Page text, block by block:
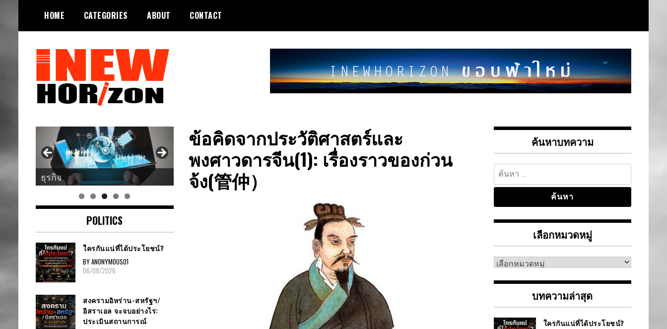
content
HOME CATEGORIES ABOUT CONTACT
INEWHORIZON
ข้อคิดจากประวัติศาสตร์และ
พงศาวดารจีน(1): เรื่องราวของก่วน
จ้ง(管仲）
ศาสนา
POLITICS
ใครกันแน่ที่ได้ประโยชน์?
BY ANONYMOUS01
06/08/2026
สงครามอิหร่าน-สหรัฐฯ/
อิสราเอล จะจบอย่างไร:
ประเมินสถานการณ์
ค้นหาบทความ
ค้นหา
สำหรับ:
เลือกหมวดหมู่
เลือก
หมู่
บทความล่าสุด
ใครกันแน่ที่ได้ประโยชน์?